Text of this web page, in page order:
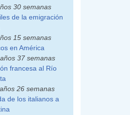
30 semanas
de la emigración
15 semanas
en América
37 semanas
francesa al Río
26 semanas
de los italianos a